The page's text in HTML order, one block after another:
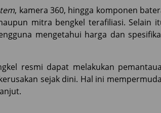
, kamera 360, hingga komponen
mitra bengkel terafiliasi. Selain
mengetahui harga dan
resmi dapat melakukan
sejak dini. Hal ini